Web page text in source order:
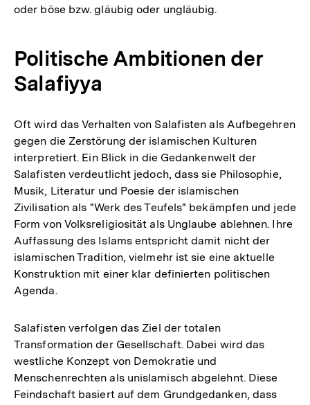
oder böse bzw. gläubig oder ungläubig.
Politische Ambitionen der
Salafiyya
Oft wird das Verhalten von Salafisten als Aufbegehren
gegen die Zerstörung der islamischen Kulturen
interpretiert. Ein Blick in die Gedankenwelt der
Salafisten verdeutlicht jedoch, dass sie Philosophie,
Musik, Literatur und Poesie der islamischen
Zivilisation als "Werk des Teufels" bekämpfen und jede
Form von Volksreligiosität als Unglaube ablehnen. Ihre
Auffassung des Islams entspricht damit nicht der
islamischen Tradition, vielmehr ist sie eine aktuelle
Konstruktion mit einer klar definierten politischen
Agenda.
Salafisten verfolgen das Ziel der totalen
Transformation der Gesellschaft. Dabei wird das
westliche Konzept von Demokratie und
Menschenrechten als unislamisch abgelehnt. Diese
Feindschaft basiert auf dem Grundgedanken, dass